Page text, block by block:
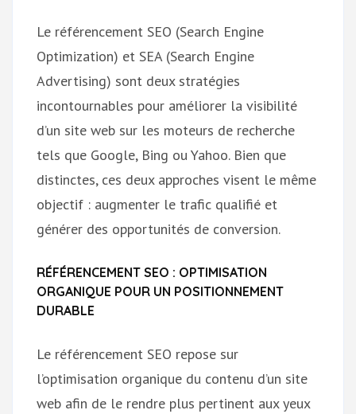
Le référencement SEO (Search Engine
Optimization) et SEA (Search Engine
Advertising) sont deux stratégies
incontournables pour améliorer la visibilité
d’un site web sur les moteurs de recherche
tels que Google, Bing ou Yahoo. Bien que
distinctes, ces deux approches visent le même
objectif : augmenter le trafic qualifié et
générer des opportunités de conversion.
RÉFÉRENCEMENT SEO : OPTIMISATION
ORGANIQUE POUR UN POSITIONNEMENT
DURABLE
Le référencement SEO repose sur
l’optimisation organique du contenu d’un site
web afin de le rendre plus pertinent aux yeux